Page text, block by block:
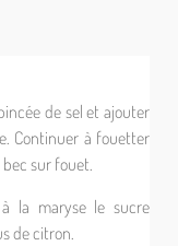
de sel et ajouter
Continuer à fouetter
sur fouet.
à la maryse le sucre
de citron.